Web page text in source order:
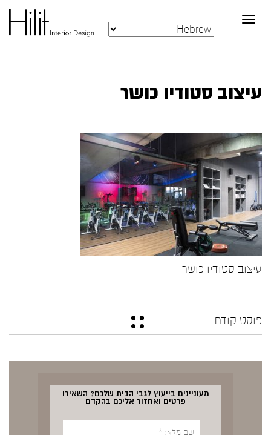
Toggle
navigation
עיצוב סטודיו כושר
עיצוב סטודיו כושר
פוסט קודם
מעוניינים בייעוץ לגבי הבית שלכם? השאירו
פרטים ואחזור אליכם בהקדם